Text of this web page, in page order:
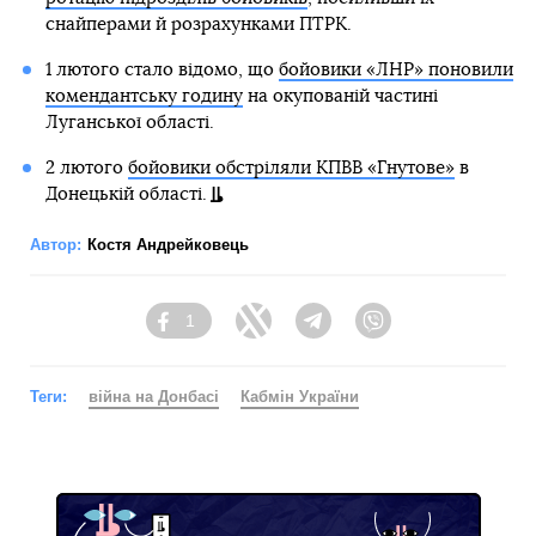
снайперами й розрахунками ПТРК.
1 лютого стало відомо, що бойовики «ЛНР» поновили
комендантську годинуна окупованій частині
Луганської області.
2 лютого бойовики обстріляли КПВВ «Гнутове»в
Донецькій області.
Автор: Костя Андрейковець
Facebook
1
Twitter Telegram
Теги: війна на Донбасі Кабмін України